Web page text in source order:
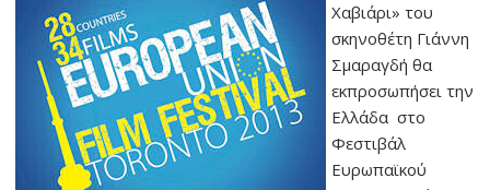
Χαβιάρι» του
σκηνοθέτη Γιάννη
Σμαραγδή θα
εκπροσωπήσει την
Ελλάδα στο
Φεστιβάλ
Ευρωπαϊκού